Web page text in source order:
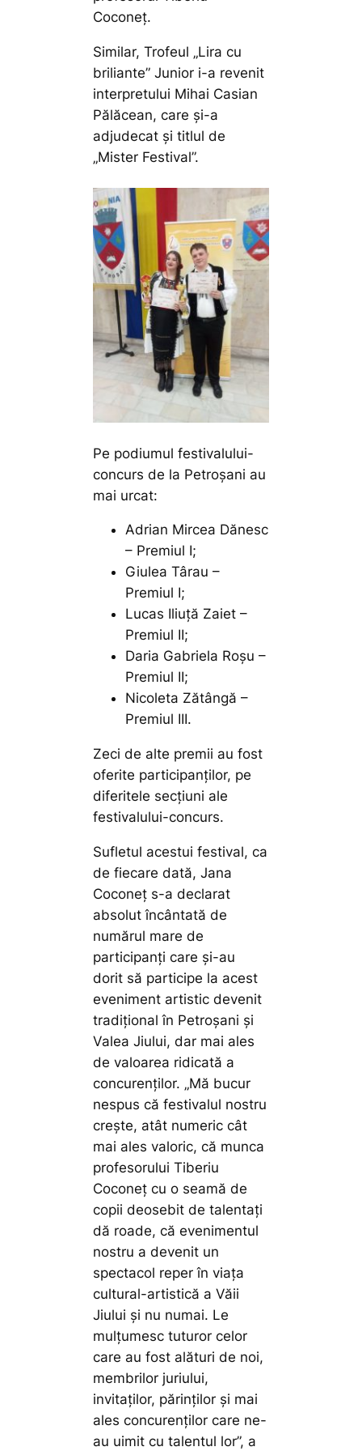
Coconeț.
Similar, Trofeul „Lira cu
briliante” Junior i-a revenit
interpretului Mihai Casian
Pălăcean, care și-a
adjudecat și titlul de
„Mister Festival”.
Pe podiumul festivalului-
concurs de la Petroșani au
mai urcat:
Adrian Mircea Dănesc
– Premiul I;
Giulea Târau –
Premiul I;
Lucas Iliuță Zaiet –
Premiul II;
Daria Gabriela Roșu –
Premiul II;
Nicoleta Zătângă –
Premiul III.
Zeci de alte premii au fost
oferite participanților, pe
diferitele secțiuni ale
festivalului-concurs.
Sufletul acestui festival, ca
de fiecare dată, Jana
Coconeț s-a declarat
absolut încântată de
numărul mare de
participanți care și-au
dorit să participe la acest
eveniment artistic devenit
tradițional în Petroșani și
Valea Jiului, dar mai ales
de valoarea ridicată a
concurenților. „Mă bucur
nespus că festivalul nostru
crește, atât numeric cât
mai ales valoric, că munca
profesorului Tiberiu
Coconeț cu o seamă de
copii deosebit de talentați
dă roade, că evenimentul
nostru a devenit un
spectacol reper în viața
cultural-artistică a Văii
Jiului și nu numai. Le
mulțumesc tuturor celor
care au fost alături de noi,
membrilor juriului,
invitaților, părinților și mai
ales concurenților care ne-
au uimit cu talentul lor”, a